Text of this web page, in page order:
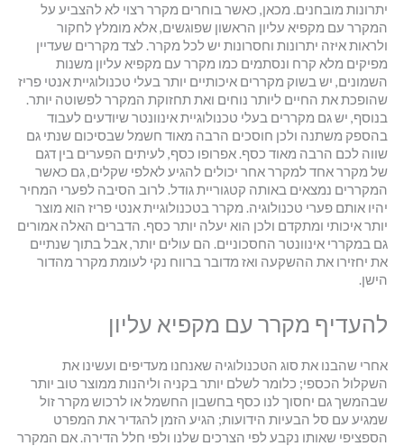
יתרונות מובחנים. מכאן, כאשר בוחרים מקרר רצוי לא להצביע על
המקרר עם מקפיא עליון הראשון שפוגשים, אלא מומלץ לחקור
ולראות איזה יתרונות וחסרונות יש לכל מקרר. לצד מקררים שעדיין
מפיקים מלא קרח ונסתמים כמו מקרר עם מקפיא עליון משנות
השמונים, יש בשוק מקררים איכותיים יותר בעלי טכנולוגיית אנטי פריז
שהופכת את החיים ליותר נוחים ואת תחזוקת המקרר לפשוטה יותר.
בנוסף, יש גם מקררים בעלי טכנולוגיית אינוונטר שיודעים לעבוד
בהספק משתנה ולכן חוסכים הרבה מאוד חשמל שבסיכום שנתי גם
שווה לכם הרבה מאוד כסף. אפרופו כסף, לעיתים הפערים בין דגם
של מקרר אחד למקרר אחר יכולים להגיע לאלפי שקלים, גם כאשר
המקררים נמצאים באותה קטגוריית גודל. לרוב הסיבה לפערי המחיר
יהיו אותם פערי טכנולוגיה. מקרר בטכנולוגיית אנטי פריז הוא מוצר
יותר איכותי ומתקדם ולכן הוא יעלה יותר כסף. הדברים האלה אמורים
גם במקררי אינוונטר החסכוניים. הם עולים יותר, אבל בתוך שנתיים
את יחזירו את ההשקעה ואז מדובר ברווח נקי לעומת מקרר מהדור
הישן.
להעדיף מקרר עם מקפיא עליון
אחרי שהבנו את סוג הטכנולוגיה שאנחנו מעדיפים ועשינו את
השקלול הכספי; כלומר לשלם יותר בקניה וליהנות ממוצר טוב יותר
שבהמשך גם יחסוך לנו כסף בחשבון החשמל או לרכוש מקרר זול
שמגיע עם סל הבעיות הידועות; הגיע הזמן להגדיר את המפרט
הספציפי שאותו נקבע לפי הצרכים שלנו ולפי חלל הדירה. אם המקרר